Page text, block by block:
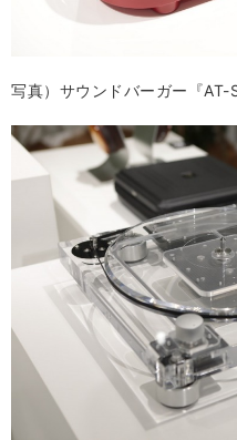
写真）サウンドバーガー『AT-